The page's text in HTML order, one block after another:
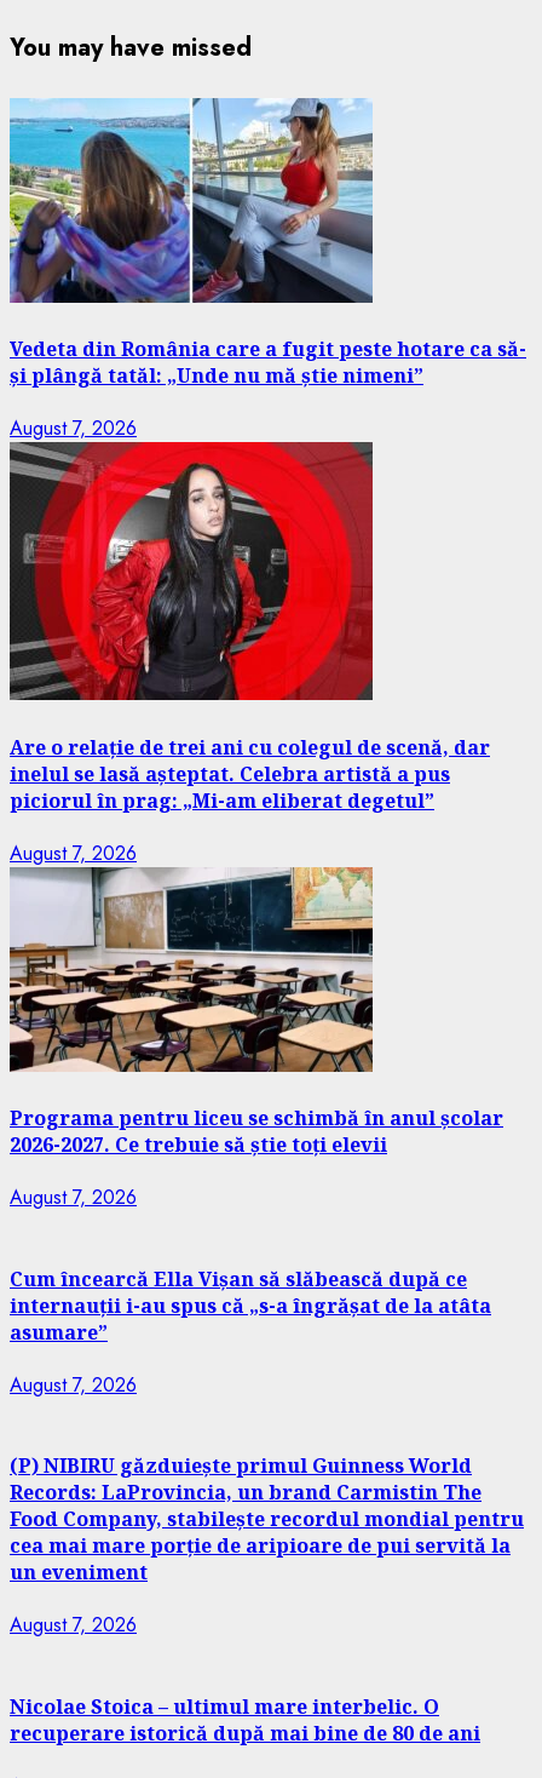
You may have missed
Vedeta din România care a fugit peste hotare ca să-
și plângă tatăl: „Unde nu mă știe nimeni”
August 7, 2026
Are o relație de trei ani cu colegul de scenă, dar
inelul se lasă așteptat. Celebra artistă a pus
piciorul în prag: „Mi-am eliberat degetul”
August 7, 2026
Programa pentru liceu se schimbă în anul școlar
2026-2027. Ce trebuie să știe toți elevii
August 7, 2026
Cum încearcă Ella Vișan să slăbească după ce
internauții i-au spus că „s-a îngrășat de la atâta
asumare”
August 7, 2026
(P) NIBIRU găzduiește primul Guinness World
Records: LaProvincia, un brand Carmistin The
Food Company, stabilește recordul mondial pentru
cea mai mare porție de aripioare de pui servită la
un eveniment
August 7, 2026
Nicolae Stoica – ultimul mare interbelic. O
recuperare istorică după mai bine de 80 de ani